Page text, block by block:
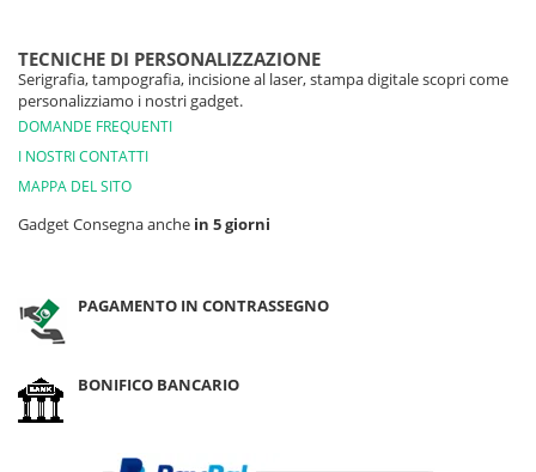
TECNICHE DI PERSONALIZZAZIONE
Serigrafia, tampografia, incisione al laser, stampa digitale scopri come
personalizziamo i nostri gadget.
DOMANDE FREQUENTI
I NOSTRI CONTATTI
MAPPA DEL SITO
Gadget Consegna anche in 5 giorni
PAGAMENTO IN CONTRASSEGNO
BONIFICO BANCARIO